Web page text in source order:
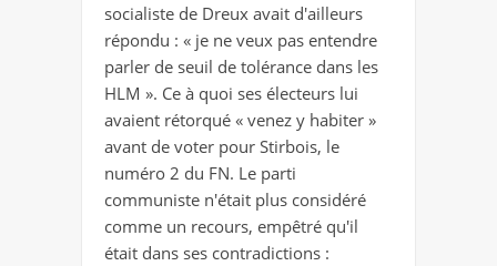
socialiste de Dreux avait d'ailleurs
répondu : « je ne veux pas entendre
parler de seuil de tolérance dans les
HLM ». Ce à quoi ses électeurs lui
avaient rétorqué « venez y habiter »
avant de voter pour Stirbois, le
numéro 2 du FN. Le parti
communiste n'était plus considéré
comme un recours, empêtré qu'il
était dans ses contradictions :